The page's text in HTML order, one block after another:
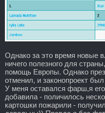
Однако за это время новые
ничего полезного для
помощь Европы. Однако
отменил, и законопроект
У меня оставался фарш,я
добавила - поличилось
картошки пожарили -